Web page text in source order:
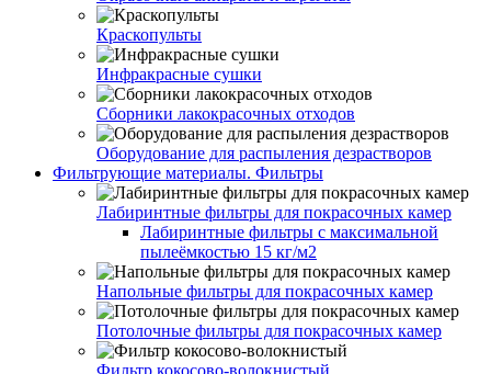
Краскопульты
Инфракрасные сушки
Сборники лакокрасочных отходов
Оборудование для распыления дезрастворов
Фильтрующие материалы. Фильтры
Лабиринтные фильтры для покрасочных камер
Лабиринтные фильтры с максимальной
пылеёмкостью 15 кг/м2
Напольные фильтры для покрасочных камер
Потолочные фильтры для покрасочных камер
Фильтр кокосово-волокнистый